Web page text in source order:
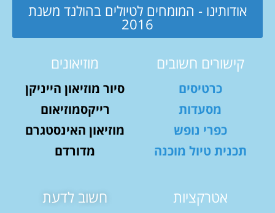
אודותינו - המומחים לטיולים בהולנד משנת
2016
קישורים חשובים
כרטיסים
מסעדות
כפרי נופש
תכנית טיול מוכנה
מוזיאונים
סיור מוזיאון הייניקן
רייקסמוזיאום
מוזיאון האינסטגרם
מדורדם
אטרקציות חשוב לדעת